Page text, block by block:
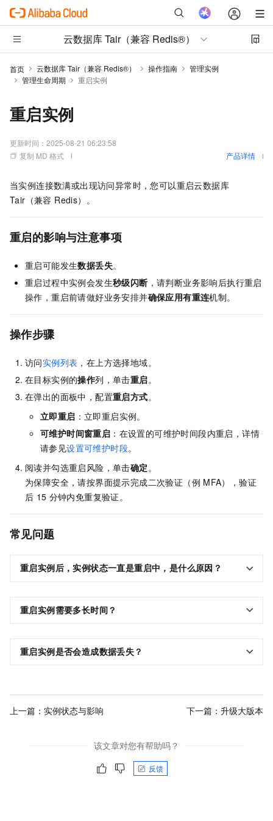
云数据库 Tair（兼容 Redis®）
首页 云数据库 Tair（兼容 Redis®） 操作指南
管理实例
管理生命周期
重启实例
重启实例
更新时间： 2025-08-21 06:23:58
复制 MD 格式
产品详情
当实例连接数满或出现访问异常时，您可以重启云数据库
Tair（兼容 Redis） 。
重启的影响与注意事项
重启可能发生数据丢失。
重启过程中实例会发生秒级闪断 ，请判断业务影响后执行重启
操作，重启前请做好业务安排并确保应用有重连机制。
操作步骤
访问实例列表 ，在上方选择地域。
在目标实例的操作列，单击重启。
在弹出的面板中，配置重启方式。
立即重启 ：立即重启实例。
可维护时间窗重启 ：在设置的可维护时间段内重启，详情
请参见设置可维护时段。
阅读并勾选重启风险，单击确定。
为保障安全，请按界面提示完成二次验证（例 MFA），验证
后 15 分钟内免重复验证。
常见问题
重启实例后，实例状态一直是重启中，是什么原因？
重启实例需要多长时间？
重启实例是否会造成数据丢失？
上一篇： 实例状态与影响 下一篇： 升级大版本
该文章对您有帮助吗？
反馈